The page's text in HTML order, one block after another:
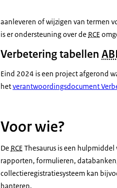
aanleveren of wijzigen van termen
is er ondersteuning over de RCE
Verbetering tabellen
Eind 2024 is een project afgerond
hetverantwoordingsdocument
Voor wie?
De RCE Thesaurus is een
rapporten, formulieren,
collectieregistratiesysteem kan
hanteren.